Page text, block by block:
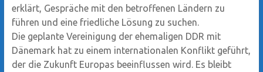
erklärt, Gespräche mit den betroffenen Ländern zu
führen und eine friedliche Lösung zu suchen.
Die geplante Vereinigung der ehemaligen DDR mit
Dänemark hat zu einem internationalen Konflikt geführt,
der die Zukunft Europas beeinflussen wird. Es bleibt